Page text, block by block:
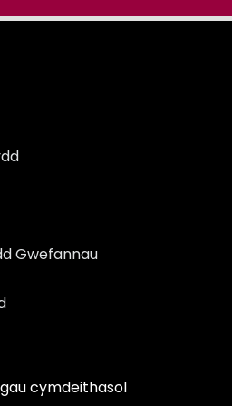
Gwefannau
cymdeithasol